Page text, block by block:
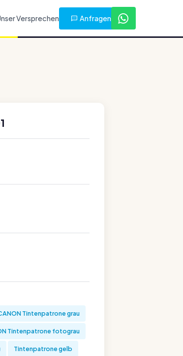
Versprechen Anfragen
Tintenpatrone grau
Tintenpatrone fotograu
Tintenpatrone gelb